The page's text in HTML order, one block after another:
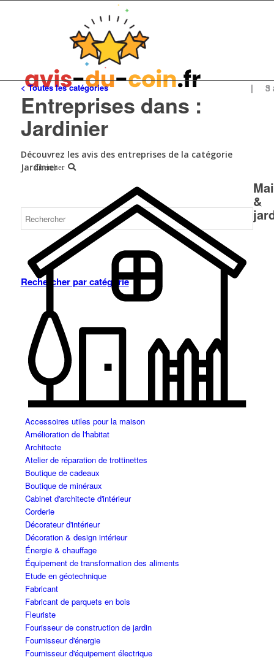
Chercher
Rechercher par catégorie
< Toutes les catégories
Entreprises dans :
Jardinier
Découvrez les avis des entreprises de la catégorie
Jardinier
&
Accessoires utiles pour la maison
Amélioration de l'habitat
Architecte
Atelier de réparation de trottinettes
Boutique de cadeaux
Boutique de minéraux
Cabinet d'architecte d'intérieur
Corderie
Décorateur d'intérieur
Décoration & design intérieur
Énergie & chauffage
Équipement de transformation des aliments
Etude en géotechnique
Fabricant
Fabricant de parquets en bois
Fleuriste
Fourisseur de construction de jardin
Fournisseur d'énergie
Fournisseur d'équipement électrique
| 3
| 3
| 5
| 3
| 3